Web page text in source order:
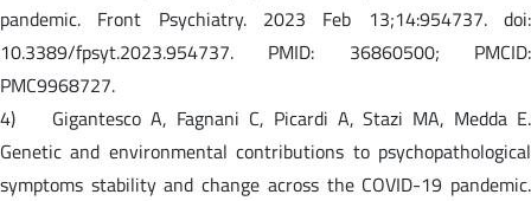
pandemic. Front Psychiatry. 2023 Feb 13;14:954737. doi:
10.3389/fpsyt.2023.954737. PMID: 36860500; PMCID:
PMC9968727.
4) Gigantesco A, Fagnani C, Picardi A, Stazi MA, Medda E.
Genetic and environmental contributions to psychopathological
symptoms stability and change across the COVID-19 pandemic.